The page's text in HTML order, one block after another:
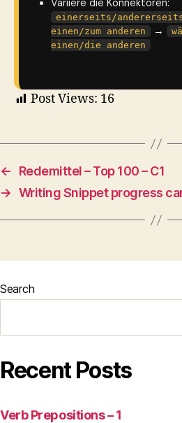
Variiere die Konnektoren:
einerseits/
einen/zum anderen
→
einen/die anderen
Post Views: 16
←
Redemittel – Top 100 – C1
→ Writing Snippet progress
Search
Recent Posts
Verb Prepositions – 1